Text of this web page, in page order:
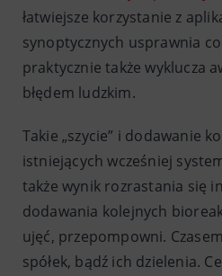
łatwiejsze korzystanie z
synoptycznych usprawnia
praktycznie także wyklucza
błędem ludzkim.
Takie „szycie” i dodawanie
istniejących wcześniej
także wynik rozrastania się
dodawania kolejnych
ujęć, przepompowni.
spółek, bądź ich dzielenia.